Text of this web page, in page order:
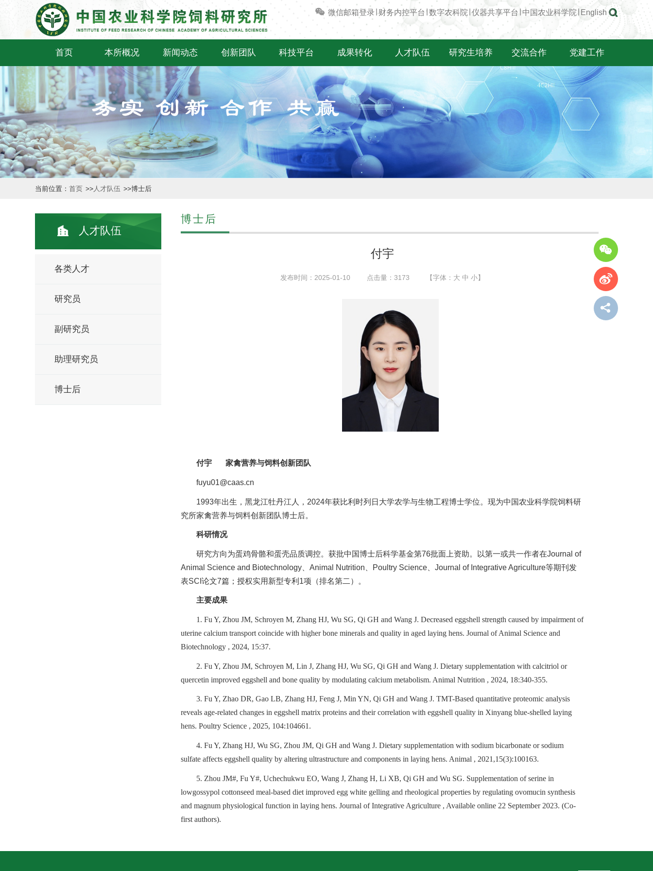
微信邮箱登录 ∣财务内控平台 ∣ 数字农科院 ∣仪器共享平台 ∣中国农业科学院 English
首页 本所概况 新闻动态 创新团队 科技平台 成果转化 人才队伍 研究生培养 交流合作 党建工作
当前位置： 首页 >>人才队伍 >>博士后
人才队伍
各类人才
研究员
副研究员
助理研究员
博士后
博士后
付宇
发布时间：2025-01-10 点击量： 3173 【字体： 大 中 小】
付宇 家禽营养与饲料创新团队
fuyu01@caas.cn
1993年出生，黑龙江牡丹江人，2024年获比利时列日大学农学与生物工程博士学位。现为中国农业科学院饲料研
究所家禽营养与饲料创新团队博士后。
科研情况
研究方向为蛋鸡骨骼和蛋壳品质调控。获批中国博士后科学基金第76批面上资助。以第一或共一作者在Journal of
Animal Science and Biotechnology、Animal Nutrition、Poultry Science、Journal of Integrative Agriculture等期刊发
表SCI论文7篇；授权实用新型专利1项（排名第二）。
主要成果
1. Fu Y, Zhou JM, Schroyen M, Zhang HJ, Wu SG, Qi GH and Wang J. Decreased eggshell strength caused by impairment of
uterine calcium transport coincide with higher bone minerals and quality in aged laying hens. Journal of Animal Science and
Biotechnology , 2024, 15:37.
2. Fu Y, Zhou JM, Schroyen M, Lin J, Zhang HJ, Wu SG, Qi GH and Wang J. Dietary supplementation with calcitriol or
quercetin improved eggshell and bone quality by modulating calcium metabolism. Animal Nutrition , 2024, 18:340-355.
3. Fu Y, Zhao DR, Gao LB, Zhang HJ, Feng J, Min YN, Qi GH and Wang J. TMT-Based quantitative proteomic analysis
reveals age-related changes in eggshell matrix proteins and their correlation with eggshell quality in Xinyang blue-shelled laying
hens. Poultry Science , 2025, 104:104661.
4. Fu Y, Zhang HJ, Wu SG, Zhou JM, Qi GH and Wang J. Dietary supplementation with sodium bicarbonate or sodium
sulfate affects eggshell quality by altering ultrastructure and components in laying hens. Animal , 2021,15(3):100163.
5. Zhou JM#, Fu Y#, Uchechukwu EO, Wang J, Zhang H, Li XB, Qi GH and Wu SG. Supplementation of serine in
lowgossypol cottonseed meal-based diet improved egg white gelling and rheological properties by regulating ovomucin synthesis
and magnum physiological function in laying hens. Journal of Integrative Agriculture , Available online 22 September 2023. (Co-
first authors).